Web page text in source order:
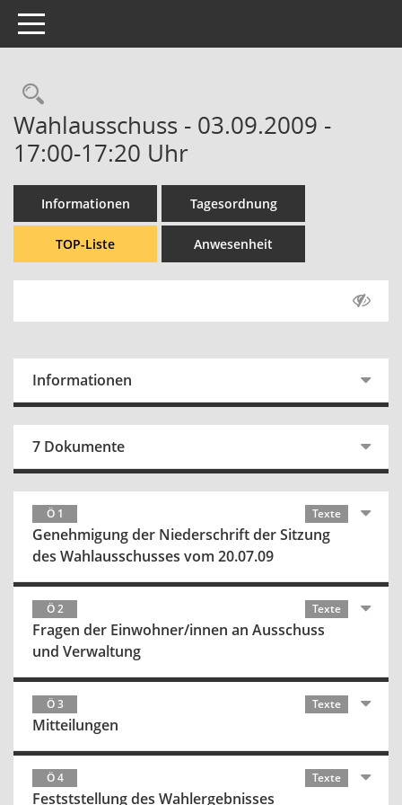
Toggle navigation
Rechercheauswahl
Wahlausschuss - 03.09.2009 -
17:00-17:20 Uhr
Informationen Tagesordnung
TOP-Liste Anwesenheit
Informationen
7 Dokumente
Ö 1 Texte
Genehmigung der Niederschrift der Sitzung
des Wahlausschusses vom 20.07.09
Ö 2 Texte
Fragen der Einwohner/innen an Ausschuss
und Verwaltung
Ö 3 Texte
Mitteilungen
Ö 4 Texte
Festststellung des Wahlergebnisses